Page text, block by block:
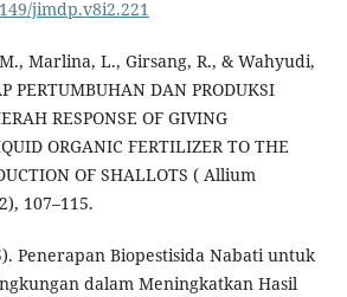
jimdp.v8i2.221
Marlina, L., Girsang, R., & Wahyudi,
PERTUMBUHAN DAN PRODUKSI
RESPONSE OF GIVING
ORGANIC FERTILIZER TO THE
OF SHALLOTS ( Allium
107–115.
Penerapan Biopestisida Nabati untuk
dalam Meningkatkan Hasil